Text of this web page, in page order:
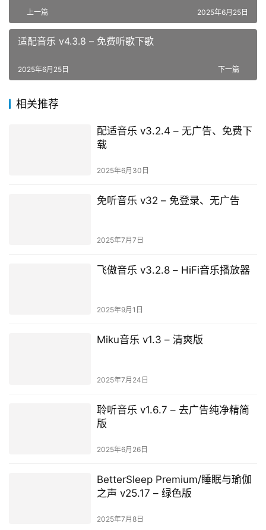
上一篇 2025年6月25日
适配音乐 v4.3.8 – 免费听歌下歌
下一篇
2025年6月25日
相关推荐
配适音乐 v3.2.4 – 无广告、免费下
载
2025年6月30日
免听音乐 v32 – 免登录、无广告
2025年7月7日
飞傲音乐 v3.2.8 – HiFi音乐播放器
2025年9月1日
Miku音乐 v1.3 – 清爽版
2025年7月24日
聆听音乐 v1.6.7 – 去广告纯净精简
版
2025年6月26日
BetterSleep Premium/睡眠与瑜伽
之声 v25.17 – 绿色版
2025年7月8日